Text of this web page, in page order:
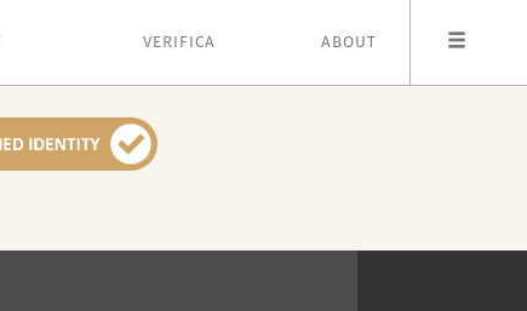
VERIFICA ABOUT